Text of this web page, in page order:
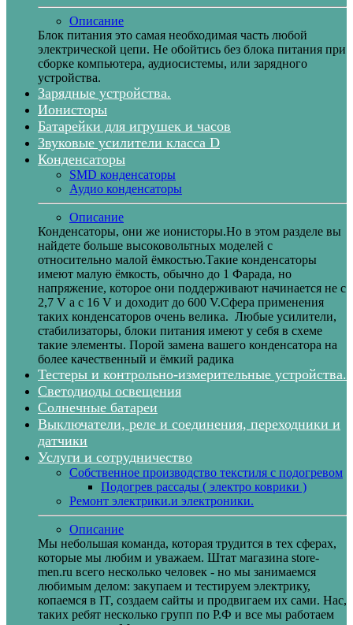
Описание
Блок питания это самая необходимая часть любой
электрической цепи. Не обойтись без блока питания при
сборке компьютера, аудиосистемы, или зарядного
устройства.
Зарядные устройства.
Ионисторы
Батарейки для игрушек и часов
Звуковые усилители класса D
Конденсаторы
SMD конденсаторы
Аудио конденсаторы
Описание
Конденсаторы, они же ионисторы.Но в этом разделе вы
найдете больше высоковольтных моделей с
относительно малой ёмкостью.Такие конденсаторы
имеют малую ёмкость, обычно до 1 Фарада, но
напряжение, которое они поддерживают начинается не с
2,7 V а с 16 V и доходит до 600 V.Сфера применения
таких конденсаторов очень велика. Любые усилители,
стабилизаторы, блоки питания имеют у себя в схеме
такие элементы. Порой замена вашего конденсатора на
более качественный и ёмкий радика
Тестеры и контрольно-измерительные устройства.
Светодиоды освещения
Солнечные батареи
Выключатели, реле и соединения, переходники и
датчики
Услуги и сотрудничество
Собственное производство текстиля с подогревом
Подогрев рассады ( электро коврики )
Ремонт электрики.и электроники.
Описание
Мы небольшая команда, которая трудится в тех сферах,
которые мы любим и уважаем. Штат магазина store-
men.ru всего несколько человек - но мы занимаемся
любимым делом: закупаем и тестируем электрику,
копаемся в IT, создаем сайты и продвигаем их сами. Нас,
таких ребят несколько групп по Р.Ф и все мы работаем